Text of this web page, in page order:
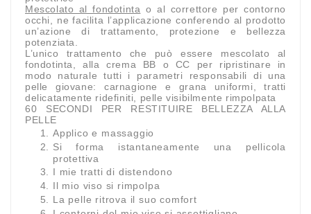
Mescolato al fondotinta o al correttore per contorno
occhi, ne facilita l’applicazione conferendo al prodotto
un’azione di trattamento, protezione e bellezza
potenziata.
L’unico trattamento che può essere mescolato al
fondotinta, alla crema BB o CC per ripristinare in
modo naturale tutti i parametri responsabili di una
pelle giovane: carnagione e grana uniformi, tratti
delicatamente ridefiniti, pelle visibilmente rimpolpata
60 SECONDI PER RESTITUIRE BELLEZZA ALLA
PELLE
Applico e massaggio
Si forma istantaneamente una pellicola
protettiva
I mie tratti di distendono
Il mio viso si rimpolpa
La pelle ritrova il suo comfort